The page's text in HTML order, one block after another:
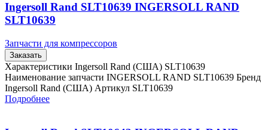
Ingersoll Rand SLT10639 INGERSOLL RAND
SLT10639
Запчасти для компрессоров
Заказать
Характеристики Ingersoll Rand (США) SLT10639
Наименование запчасти INGERSOLL RAND SLT10639 Бренд
Ingersoll Rand (США) Артикул SLT10639
Подробнее